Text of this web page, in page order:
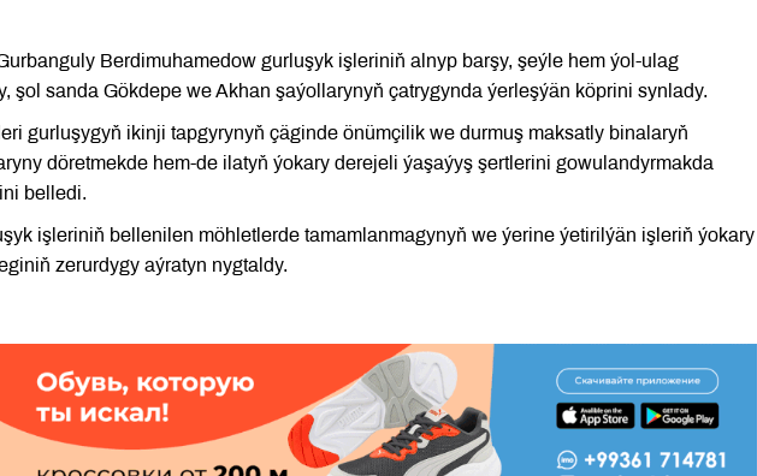
Berdimuhamedow gurluşyk işleriniň alnyp barşy, şeýle hem ýol-ulag
şol sanda Gökdepe we Akhan şaýollarynyň çatrygynda ýerleşýän köprini synlady.
gurluşygyň ikinji tapgyrynyň çäginde önümçilik we durmuş maksatly binalaryň
döretmekde hem-de ilatyň ýokary derejeli ýaşaýyş şertlerini gowulandyrmakda
belledi.
işleriniň bellenilen möhletlerde tamamlanmagynyň we ýerine ýetirilýän işleriň ýokary
zerurdygy aýratyn nygtaldy.